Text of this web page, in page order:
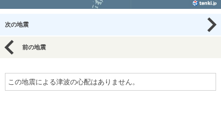
次の地震
前の地震
この地震による津波の心配はありません。